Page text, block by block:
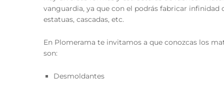
vanguardia, ya que con el podrás fabricar infinidad
estatuas, cascadas, etc.
En Plomerama te invitamos a que conozcas los
son:
Desmoldantes